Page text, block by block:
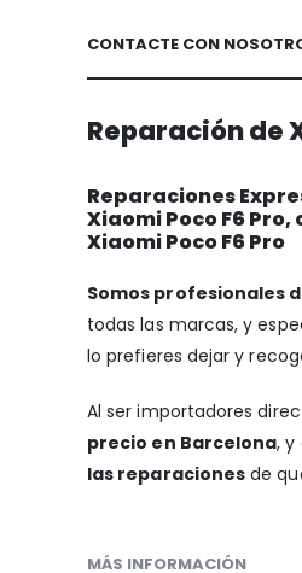
CONTACTE CON
Reparación de
Reparaciones
Xiaomi Poco F6
Xiaomi Poco F6 Pro
Somos profesionales
todas las marcas, y
lo prefieres dejar y
Al ser importadores
precio en Barcelona, y
las reparaciones de
MÁS INFORMACIÓN